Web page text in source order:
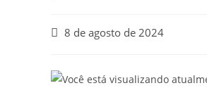
8 de agosto de 2024